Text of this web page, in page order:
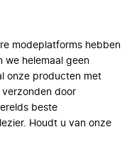
modeplatforms hebben
we helemaal geen
onze producten met
verzonden door
beste
Houdt u van onze